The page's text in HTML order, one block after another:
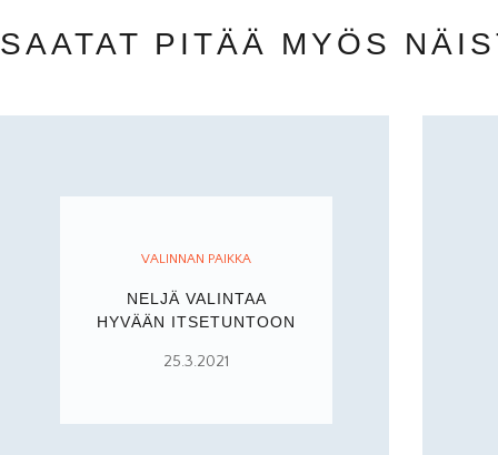
SAATAT PITÄÄ MYÖS
VALINNAN PAIKKA
NELJÄ VALINTAA
HYVÄÄN ITSETUNTOON
25.3.2021